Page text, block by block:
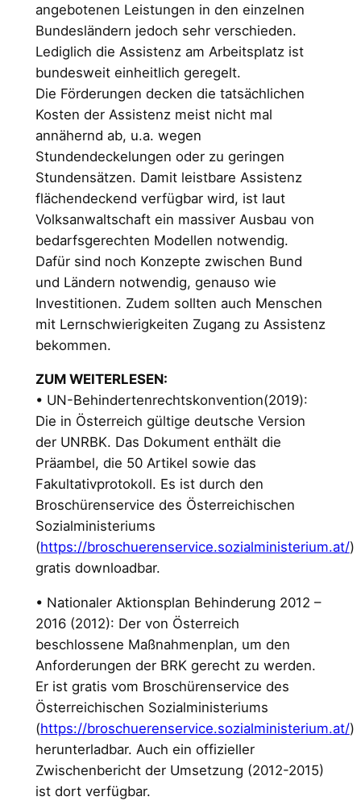
angebotenen Leistungen in den einzelnen
Bundesländern jedoch sehr verschieden.
Lediglich die Assistenz am Arbeitsplatz ist
bundesweit einheitlich geregelt.
Die Förderungen decken die tatsächlichen
Kosten der Assistenz meist nicht mal
annähernd ab, u.a. wegen
Stundendeckelungen oder zu geringen
Stundensätzen. Damit leistbare Assistenz
flächendeckend verfügbar wird, ist laut
Volksanwaltschaft ein massiver Ausbau von
bedarfsgerechten Modellen notwendig.
Dafür sind noch Konzepte zwischen Bund
und Ländern notwendig, genauso wie
Investitionen. Zudem sollten auch Menschen
mit Lernschwierigkeiten Zugang zu Assistenz
bekommen.
ZUM WEITERLESEN:
• UN-Behindertenrechtskonvention(2019):
Die in Österreich gültige deutsche Version
der UNRBK. Das Dokument enthält die
Präambel, die 50 Artikel sowie das
Fakultativprotokoll. Es ist durch den
Broschürenservice des Österreichischen
Sozialministeriums
(https://broschuerenservice.sozialministerium.at/)
gratis downloadbar.
• Nationaler Aktionsplan Behinderung 2012 –
2016 (2012): Der von Österreich
beschlossene Maßnahmenplan, um den
Anforderungen der BRK gerecht zu werden.
Er ist gratis vom Broschürenservice des
Österreichischen Sozialministeriums
(https://broschuerenservice.sozialministerium.at/)
herunterladbar. Auch ein offizieller
Zwischenbericht der Umsetzung (2012-2015)
ist dort verfügbar.